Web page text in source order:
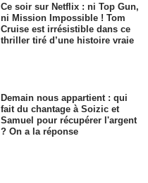
Ce soir sur Netflix : ni Top Gun,
ni Mission Impossible ! Tom
Cruise est irrésistible dans ce
thriller tiré d’une histoire vraie
Demain nous appartient : qui
fait du chantage à Soizic et
Samuel pour récupérer l'argent
? On a la réponse